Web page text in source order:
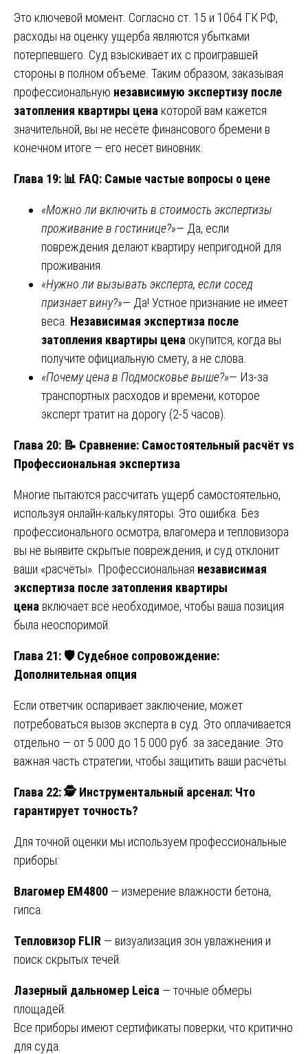
Это ключевой момент. Согласно ст. 15 и 1064 ГК РФ,
расходы на оценку ущерба являются убытками
потерпевшего. Суд взыскивает их с проигравшей
стороны в полном объеме. Таким образом, заказывая
профессиональную независимую экспертизу после
затопления квартиры цена которой вам кажется
значительной, вы не несёте финансового бремени в
конечном итоге — его несёт виновник.
Глава 19: 📊 FAQ: Самые частые вопросы о цене
«Можно ли включить в стоимость экспертизы
проживание в гостинице?»— Да, если
повреждения делают квартиру непригодной для
проживания.
«Нужно ли вызывать эксперта, если сосед
признает вину?»— Да! Устное признание не имеет
веса. Независимая экспертиза после
затопления квартиры цена окупится, когда вы
получите официальную смету, а не слова.
«Почему цена в Подмосковье выше?»— Из-за
транспортных расходов и времени, которое
эксперт тратит на дорогу (2-5 часов).
Глава 20: 📝 Сравнение: Самостоятельный расчёт vs
Профессиональная экспертиза
Многие пытаются рассчитать ущерб самостоятельно,
используя онлайн-калькуляторы. Это ошибка. Без
профессионального осмотра, влагомера и тепловизора
вы не выявите скрытые повреждения, и суд отклонит
ваши «расчёты». Профессиональная независимая
экспертиза после затопления квартиры
цена включает всё необходимое, чтобы ваша позиция
была неоспоримой.
Глава 21: 🛡️ Судебное сопровождение:
Дополнительная опция
Если ответчик оспаривает заключение, может
потребоваться вызов эксперта в суд. Это оплачивается
отдельно — от 5 000 до 15 000 руб. за заседание. Это
важная часть стратегии, чтобы защитить ваши расчёты.
Глава 22:🕵️ Инструментальный арсенал: Что
гарантирует точность?
Для точной оценки мы используем профессиональные
приборы:
Влагомер EM4800 — измерение влажности бетона,
гипса.
Тепловизор FLIR — визуализация зон увлажнения и
поиск скрытых течей.
Лазерный дальномер Leica — точные обмеры
площадей.
Все приборы имеют сертификаты поверки, что критично
для суда.